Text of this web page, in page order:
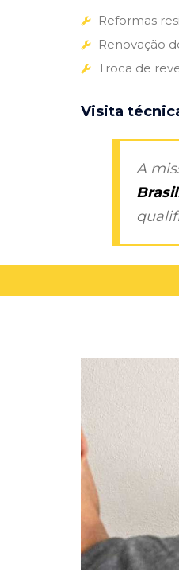
Reformas
Renovação
Troca de
Visita
A
Brasil